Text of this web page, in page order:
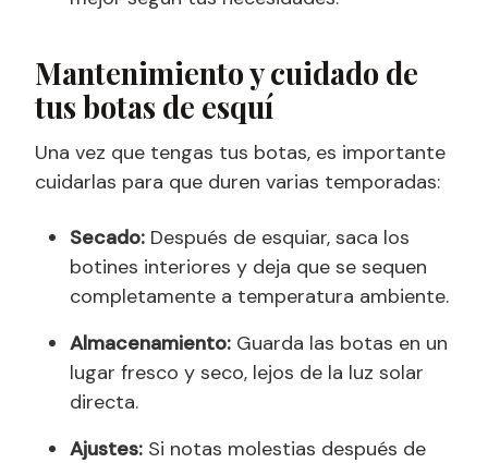
Mantenimiento y cuidado de
tus botas de esquí
Una vez que tengas tus botas, es importante
cuidarlas para que duren varias temporadas:
Secado: Después de esquiar, saca los
botines interiores y deja que se sequen
completamente a temperatura ambiente.
Almacenamiento: Guarda las botas en un
lugar fresco y seco, lejos de la luz solar
directa.
Ajustes: Si notas molestias después de